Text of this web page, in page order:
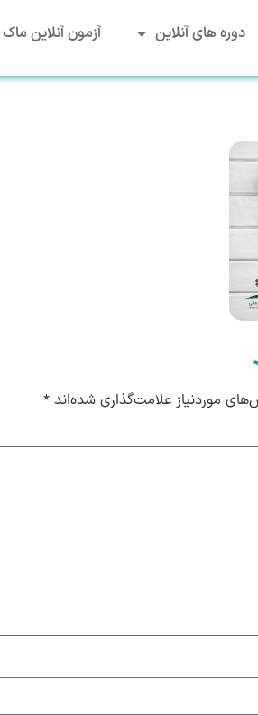
دوره های آنلاین آزمون آنلاین
موردنیاز علامت‌گذاری شده‌اند *